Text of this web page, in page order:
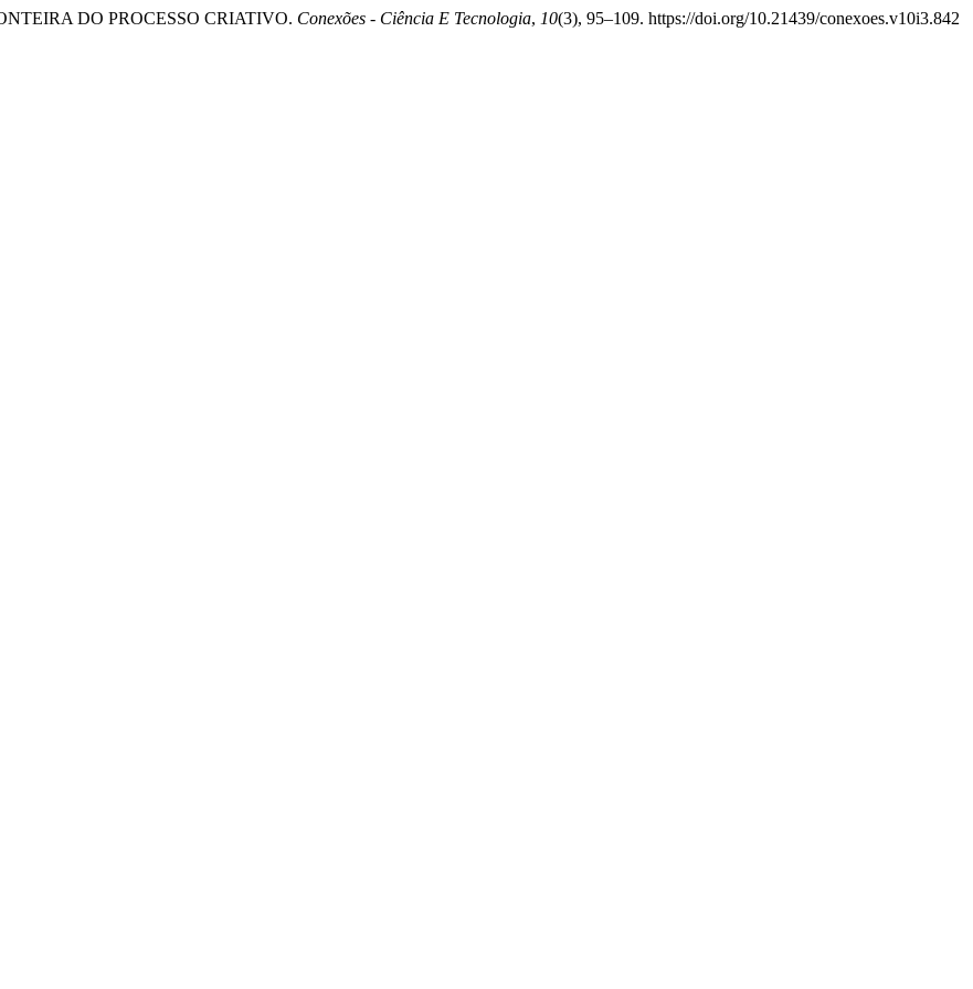
DO PROCESSO CRIATIVO. Conexões - Ciência E Tecnologia, 10(3), 95–109. https://doi.org/10.21439/conexoes.v10i3.842